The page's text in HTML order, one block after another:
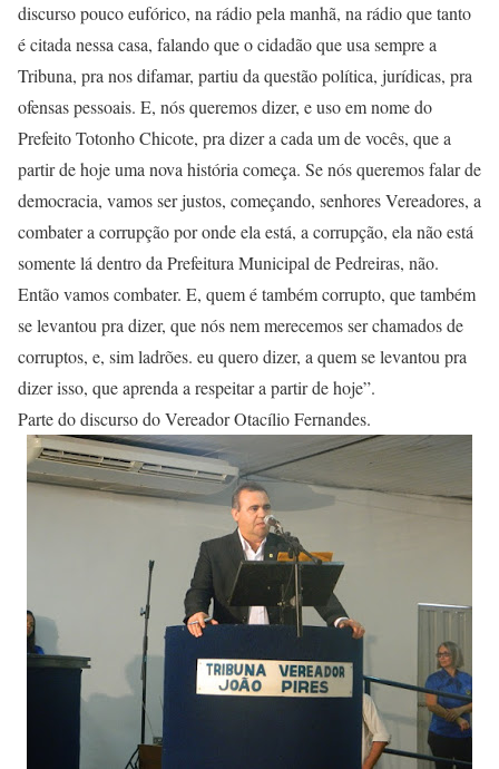
discurso pouco eufórico, na rádio pela manhã, na rádio que tanto
é citada nessa casa, falando que o cidadão que usa sempre a
Tribuna, pra nos difamar, partiu da questão política, jurídicas, pra
ofensas pessoais. E, nós queremos dizer, e uso em nome do
Prefeito Totonho Chicote, pra dizer a cada um de vocês, que a
partir de hoje uma nova história começa. Se nós queremos falar de
democracia, vamos ser justos, começando, senhores Vereadores, a
combater a corrupção por onde ela está, a corrupção, ela não está
somente lá dentro da Prefeitura Municipal de Pedreiras, não.
Então vamos combater. E, quem é também corrupto, que também
se levantou pra dizer, que nós nem merecemos ser chamados de
corruptos, e, sim ladrões. eu quero dizer, a quem se levantou pra
dizer isso, que aprenda a respeitar a partir de hoje”.
Parte do discurso do Vereador Otacílio Fernandes.